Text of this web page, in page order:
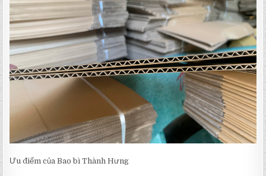
Ưu điểm của Bao bì Thành Hưng